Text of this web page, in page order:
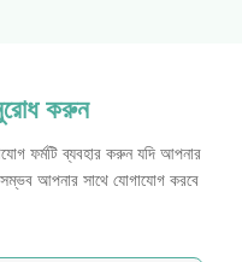
করুন
ফর্মটি ব্যবহার করুন যদি আপনার
আপনার সাথে যোগাযোগ করবে